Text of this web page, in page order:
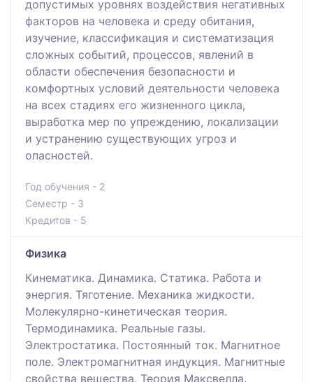
допустимых уровнях воздействия негативных
факторов на человека и среду обитания,
изучение, классификация и систематизация
сложных событий, процессов, явлений в
области обеспечения безопасности и
комфортных условий деятельности человека
на всех стадиях его жизненного цикла,
выработка мер по упреждению, локализации
и устранению существующих угроз и
опасностей.
Год обучения - 2
Семестр - 3
Кредитов - 5
Физика
Кинематика. Динамика. Статика. Работа и
энергия. Тяготение. Механика жидкости.
Молекулярно-кинетическая теория.
Термодинамика. Реальные газы.
Электростатика. Постоянный ток. Магнитное
поле. Электромагнитная индукция. Магнитные
свойства вещества. Теория Максвелла.